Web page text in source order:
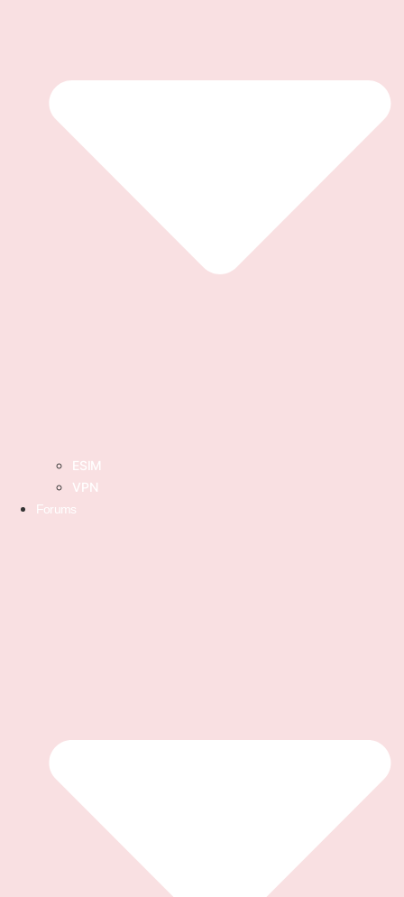
ESIM
VPN
Forums